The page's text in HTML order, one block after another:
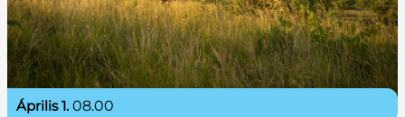
április 1. 08.00